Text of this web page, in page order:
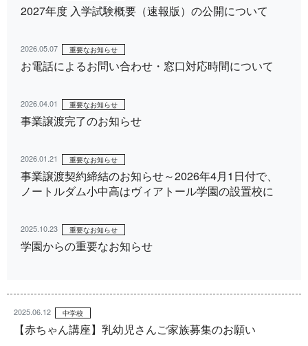
2027年度 入学試験概要（速報版）の公開について
2026.05.07 重要なお知らせ
お電話によるお問い合わせ・窓口対応時間について
2026.04.01 重要なお知らせ
事業譲渡完了のお知らせ
2026.01.21 重要なお知らせ
事業譲渡契約締結のお知らせ～2026年4月1日付で、
ノートルダム小中高はヴィアトール学園の設置校に
2025.10.23 重要なお知らせ
学園からの重要なお知らせ
2025.06.12 中学校
【赤ちゃん講座】乳幼児さんご家族募集のお願い